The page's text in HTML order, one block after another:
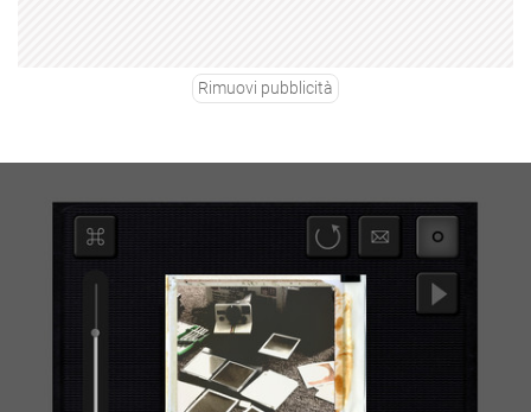
Rimuovi pubblicità